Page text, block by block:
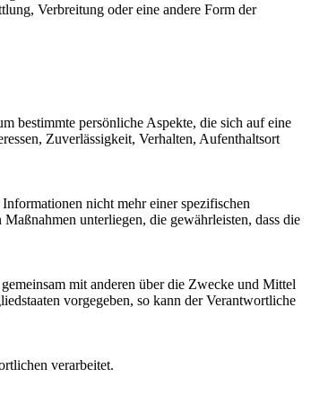
Verbreitung oder eine andere Form der
bestimmte persönliche Aspekte, die sich auf eine
Zuverlässigkeit, Verhalten, Aufenthaltsort
nicht mehr einer spezifischen
unterliegen, die gewährleisten, dass die
mit anderen über die Zwecke und Mittel
vorgegeben, so kann der Verantwortliche
verarbeitet.